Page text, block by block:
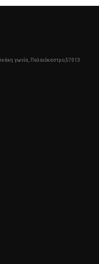
γωνία, Παλαιόκαστρο,57013